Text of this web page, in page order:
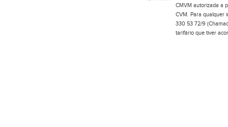
CMVM autorizada a
CVM. Para qualquer
330 53 72/9
tarifário que tiver